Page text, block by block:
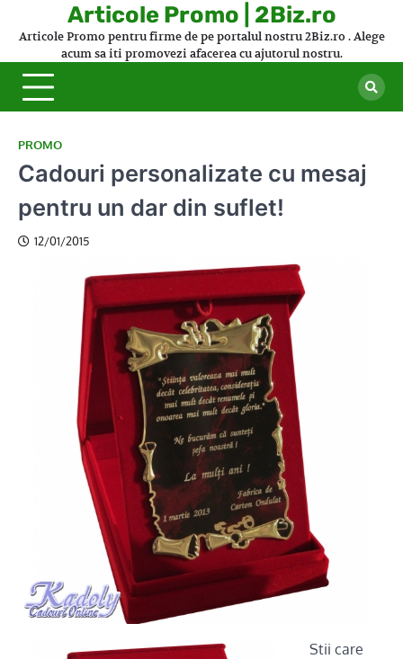
Articole Promo | 2Biz.ro
Articole Promo pentru firme de pe portalul nostru 2Biz.ro . Alege
acum sa iti promovezi afacerea cu ajutorul nostru.
PROMO
Cadouri personalizate cu mesaj
pentru un dar din suflet!
12/01/2015
Stii care